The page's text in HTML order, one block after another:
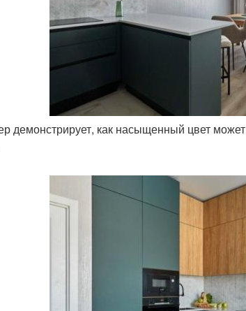
демонстрирует, как насыщенный цвет